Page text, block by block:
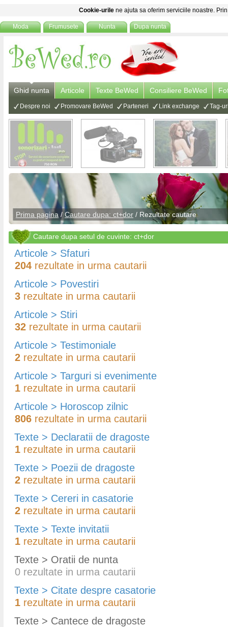
Cookie-urile ne ajuta sa oferim serviciile noastre.
Moda Frumusete Nunta Dupa nunta
Ghid nunta Articole Texte BeWed Consiliere BeWed
Despre noi Promovare BeWed Parteneri Link exchange Tag-
Prima pagina / Cautare dupa: ct+dor / Rezultate cautare
Cautare dupa setul de cuvinte: ct+dor
Articole > Sfaturi
204 rezultate in urma cautarii
Articole > Povestiri
3 rezultate in urma cautarii
Articole > Stiri
32 rezultate in urma cautarii
Articole > Testimoniale
2 rezultate in urma cautarii
Articole > Targuri si evenimente
1 rezultate in urma cautarii
Articole > Horoscop zilnic
806 rezultate in urma cautarii
Texte > Declaratii de dragoste
1 rezultate in urma cautarii
Texte > Poezii de dragoste
2 rezultate in urma cautarii
Texte > Cereri in casatorie
2 rezultate in urma cautarii
Texte > Texte invitatii
1 rezultate in urma cautarii
Texte > Oratii de nunta
0 rezultate in urma cautarii
Texte > Citate despre casatorie
1 rezultate in urma cautarii
Texte > Cantece de dragoste